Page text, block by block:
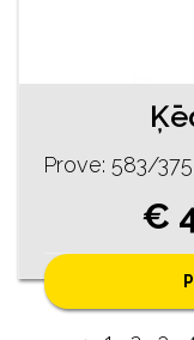
Prove: 583/
€